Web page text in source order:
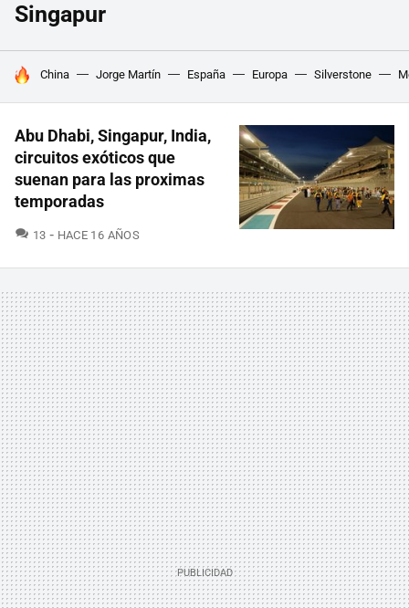
Singapur
HOY SE HABLA DE
China Jorge Martín España Europa Silverstone
Abu Dhabi, Singapur, India,
circuitos exóticos que
suenan para las proximas
temporadas
13 COMENTARIOS
HACE 16 AÑOS